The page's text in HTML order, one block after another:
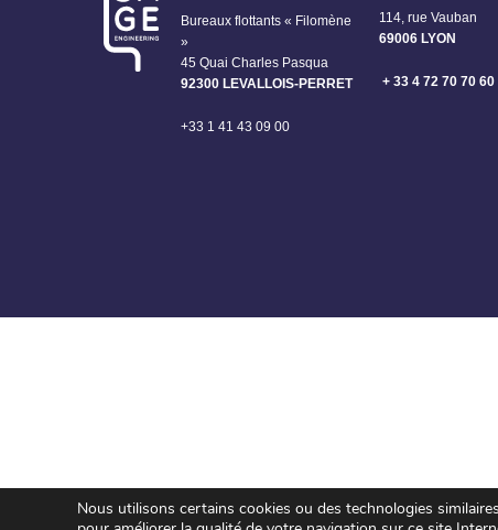
Bureaux flottants « Filomène
»
45 Quai Charles Pasqua
92300 LEVALLOIS-PERRET
+33 1 41 43 09 00
114, rue Vauban
69006 LYON
+ 33 4 72 70 70 60
Nous utilisons certains cookies ou des technologies